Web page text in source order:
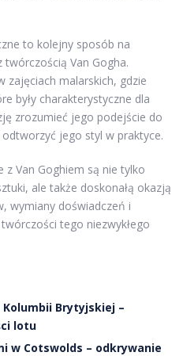
to kolejny sposób na
Van Gogha.
zajęciach malarskich, gdzie
były charakterystyczne dla
zrozumieć jego podejście do
jego styl w praktyce.
z Van Goghiem są nie tylko
ale także doskonałą okazją
wymiany doświadczeń i
tego niezwykłego
Brytyjskiej –
lotu
w Cotswolds – odkrywanie